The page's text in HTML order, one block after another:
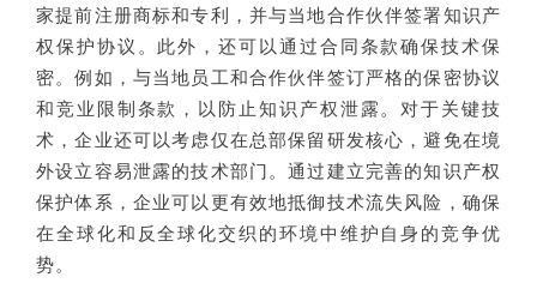
家提前注册商标和专利，并与当地合作伙伴签署知识产
权保护协议。此外，还可以通过合同条款确保技术保
密。例如，与当地员工和合作伙伴签订严格的保密协议
和竞业限制条款，以防止知识产权泄露。对于关键技
术，企业还可以考虑仅在总部保留研发核心，避免在境
外设立容易泄露的技术部门。通过建立完善的知识产权
保护体系，企业可以更有效地抵御技术流失风险，确保
在全球化和反全球化交织的环境中维护自身的竞争优
势。